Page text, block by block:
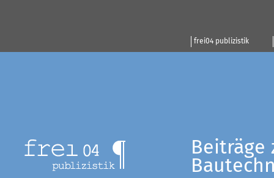
frei04 publizistik
Beiträge